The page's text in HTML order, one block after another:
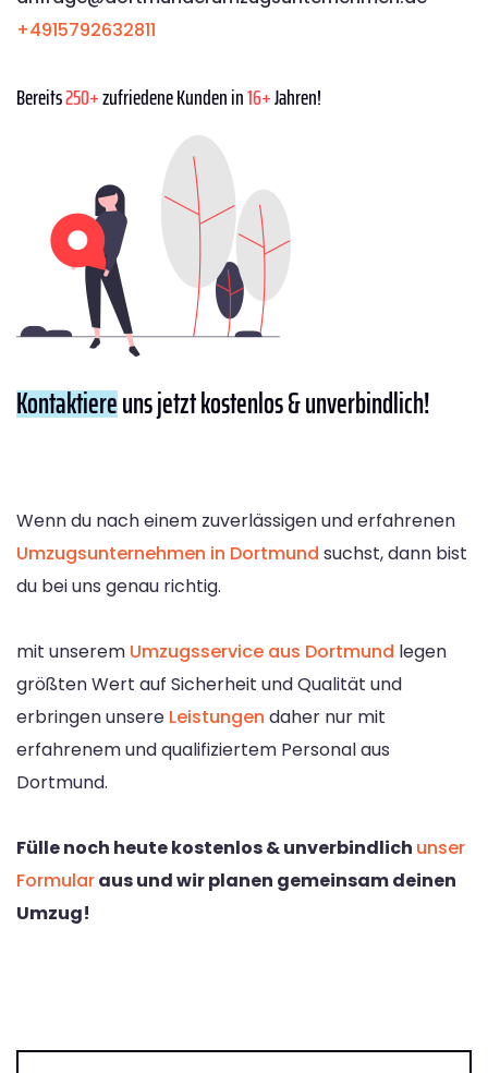
+4915792632811
Bereits250+zufriedene Kunden in16+Jahren!
Kontaktiereuns jetzt kostenlos & unverbindlich!
Wenn du nach einem zuverlässigen und erfahrenen
Umzugsunternehmen in Dortmund suchst, dann bist
du bei uns genau richtig.
mit unserem Umzugsservice aus Dortmund legen
größten Wert auf Sicherheit und Qualität und
erbringen unsere Leistungen daher nur mit
erfahrenem und qualifiziertem Personal aus
Dortmund.
Fülle noch heute kostenlos & unverbindlich unser
Formularaus und wir planen gemeinsam deinen
Umzug!